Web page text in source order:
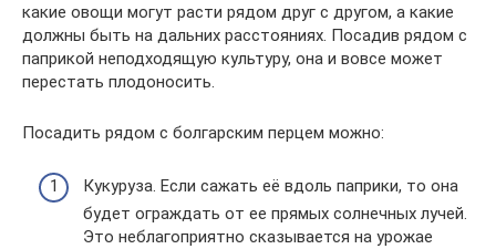
какие овощи могут расти рядом друг с другом, а какие
должны быть на дальних расстояниях. Посадив рядом с
паприкой неподходящую культуру, она и вовсе может
перестать плодоносить.
Посадить рядом с болгарским перцем можно:
Кукуруза. Если сажать её вдоль паприки, то она
будет ограждать от ее прямых солнечных лучей.
Это неблагоприятно сказывается на урожае